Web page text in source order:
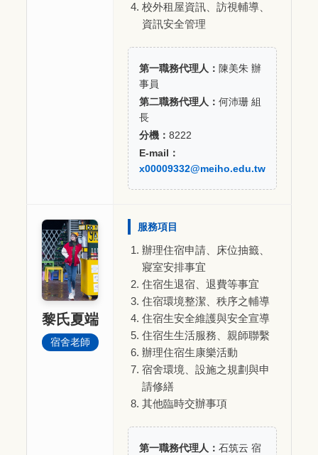
校外租屋資訊、訪視輔導、
資訊安全管理
第一職務代理人： 陳美朱 辦
事員
第二職務代理人： 何沛珊 組
長
分機： 8222
E-mail：
x00009332@meiho.edu.tw
黎氏夏端
宿舍老師
服務項目
辦理住宿申請、床位抽籤、
寢室安排事宜
住宿生退宿、退費等事宜
住宿環境整潔、秩序之輔導
住宿生安全維護與安全宣導
住宿生生活服務、親師聯繫
辦理住宿生康樂活動
宿舍環境、設施之規劃與申
請修繕
其他臨時交辦事項
第一職務代理人： 石筑云 宿